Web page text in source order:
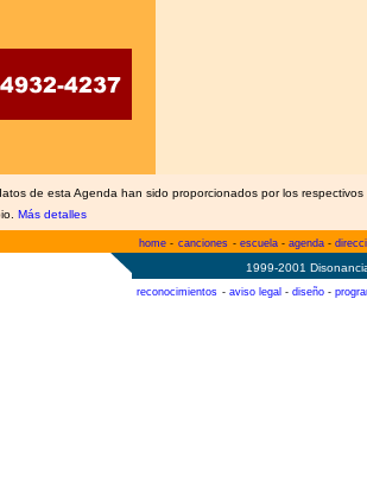
de esta Agenda han sido proporcionados por los
Más detalles
home - canciones - escuela - agenda -
1999-2001
reconocimientos - aviso legal - diseño -